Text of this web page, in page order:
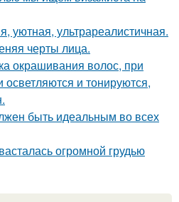
уютная, ультрареалистичная.
черты лица.
окрашивания волос, при
осветляются и тонируются,
быть идеальным во всех
огромной грудью